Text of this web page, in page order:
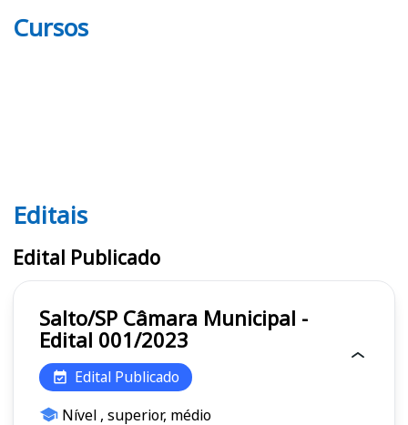
Cursos
Editais
Editais
Edital Publicado
Salto/SP Câmara Municipal -
Edital 001/2023
Edital Publicado
Nível , superior, médio